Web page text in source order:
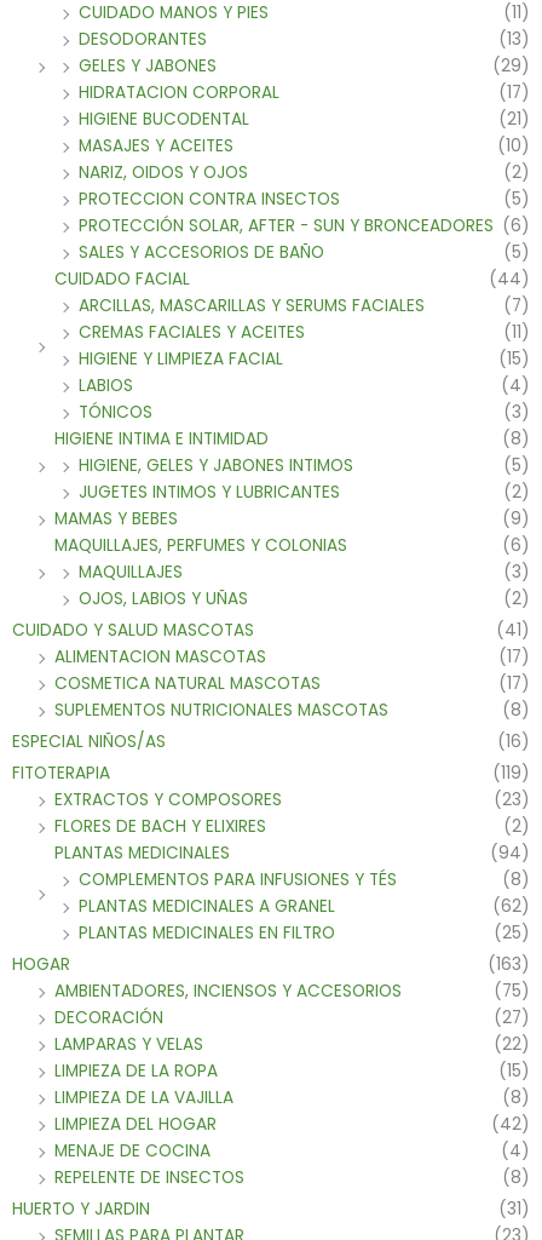
CUIDADO MANOS Y PIES
(11)
DESODORANTES
(13)
GELES Y JABONES
(29)
HIDRATACION CORPORAL
(17)
HIGIENE BUCODENTAL
(21)
MASAJES Y ACEITES
(10)
NARIZ, OIDOS Y OJOS
(2)
PROTECCION CONTRA INSECTOS
(5)
PROTECCIÓN SOLAR, AFTER - SUN Y BRONCEADORES (6)
SALES Y ACCESORIOS DE BAÑO
(5)
CUIDADO FACIAL
(44)
ARCILLAS, MASCARILLAS Y SERUMS FACIALES
(7)
CREMAS FACIALES Y ACEITES
(11)
HIGIENE Y LIMPIEZA FACIAL
(15)
LABIOS
(4)
TÓNICOS
(3)
HIGIENE INTIMA E INTIMIDAD
(8)
HIGIENE, GELES Y JABONES INTIMOS
(5)
JUGETES INTIMOS Y LUBRICANTES
(2)
MAMAS Y BEBES
(9)
MAQUILLAJES, PERFUMES Y COLONIAS
(6)
MAQUILLAJES
(3)
OJOS, LABIOS Y UÑAS
(2)
CUIDADO Y SALUD MASCOTAS
(41)
ALIMENTACION MASCOTAS
(17)
COSMETICA NATURAL MASCOTAS
(17)
SUPLEMENTOS NUTRICIONALES MASCOTAS
(8)
ESPECIAL NIÑOS/AS
(16)
FITOTERAPIA
(119)
EXTRACTOS Y COMPOSORES
(23)
FLORES DE BACH Y ELIXIRES
(2)
PLANTAS MEDICINALES
(94)
COMPLEMENTOS PARA INFUSIONES Y TÉS
(8)
PLANTAS MEDICINALES A GRANEL
(62)
PLANTAS MEDICINALES EN FILTRO
(25)
HOGAR
(163)
AMBIENTADORES, INCIENSOS Y ACCESORIOS
(75)
DECORACIÓN
(27)
LAMPARAS Y VELAS
(22)
LIMPIEZA DE LA ROPA
(15)
LIMPIEZA DE LA VAJILLA
(8)
LIMPIEZA DEL HOGAR
(42)
MENAJE DE COCINA
(4)
REPELENTE DE INSECTOS
(8)
HUERTO Y JARDIN
(31)